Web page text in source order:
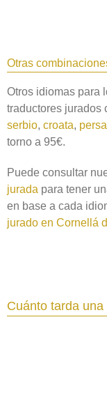
Otras
Otros idiomas para
traductores jurados
serbio, croata, persa
torno a 95€.
Puede consultar
jurada para tener
en base a cada
jurado en Cornellá
Cuánto tarda